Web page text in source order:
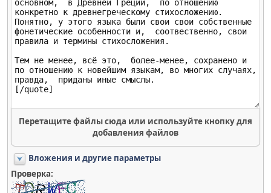
Перетащите файлы сюда или используйте кнопку для
добавления файлов
Вложения и другие параметры
Проверка: